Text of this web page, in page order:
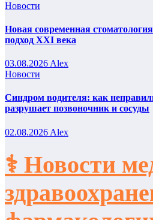
Новости
Новая современная
подход XXI века
03.08.2026 Alex
Новости
Синдром водителя: как
разрушает позвоночник и сосуды
02.08.2026 Alex
⚕️ Новости